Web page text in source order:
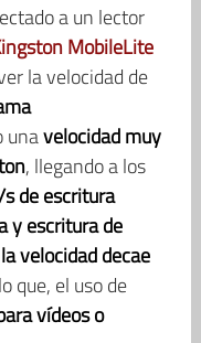
a un lector
MobileLite
la velocidad de
unavelocidad muy
, llegando a los
de escritura
y escritura de
velocidad decae
que, el uso de
vídeos o